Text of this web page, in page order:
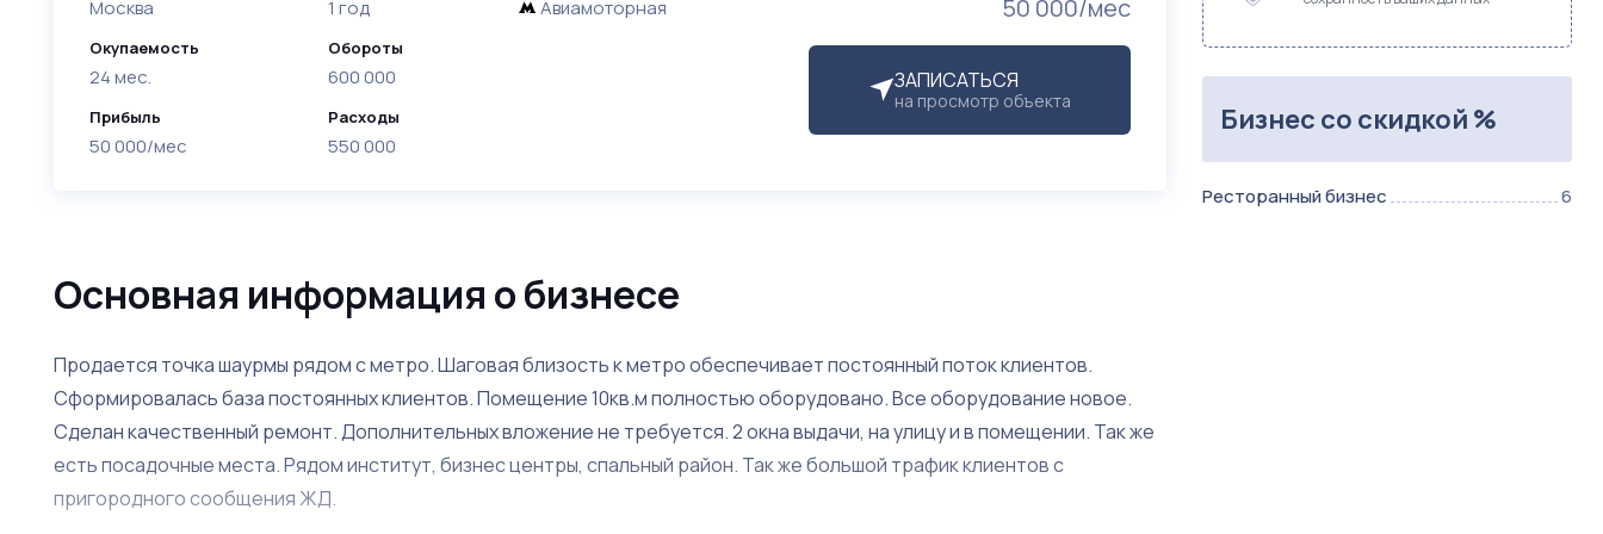
50 000/мес
ЗАПИСАТЬСЯ
на просмотр объекта
Москва
Окупаемость
24 мес.
Прибыль
50 000/мес
1 год
Обороты
600 000
Расходы
550 000
Авиамоторная
Основная информация о бизнесе
Продается точка шаурмы рядом с метро. Шаговая близость к метро обеспечивает постоянный поток клиентов.
Сформировалась база постоянных клиентов. Помещение 10кв.м полностью оборудовано. Все оборудование новое.
Сделан качественный ремонт. Дополнительных вложение не требуется. 2 окна выдачи, на улицу и в помещении. Так же
есть посадочные места. Рядом институт, бизнес центры, спальный район. Так же большой трафик клиентов с
пригородного сообщения ЖД.
Бизнес со скидкой %
Ресторанный бизнес 6